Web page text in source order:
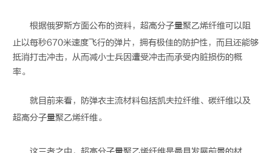
根据俄罗斯方面公布的资料，超高分子量聚乙烯纤维可以阻
止以每秒670米速度飞行的弹片，拥有极佳的防护性，而且还能够
抵消打击冲击，从而减小士兵因遭受冲击而承受内脏损伤的概
率。
就目前来看，防弹衣主流材料包括凯夫拉纤维、碳纤维以及
超高分子量聚乙烯纤维。